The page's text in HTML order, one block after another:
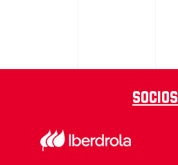
Socios